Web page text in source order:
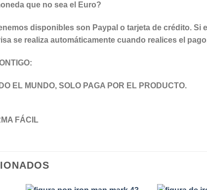
que no sea el Euro?
disponibles son Paypal o tarjeta de crédito. Si
se realiza automáticamente cuando realices el
EL MUNDO, SOLO PAGA POR EL PRODUCTO.
FÁCIL